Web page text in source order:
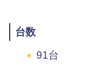
台数
91台